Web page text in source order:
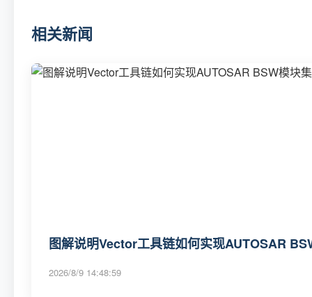
相关新闻
图解说明Vector工具链如何实现AUTOSAR
2026/8/9 14:48:59